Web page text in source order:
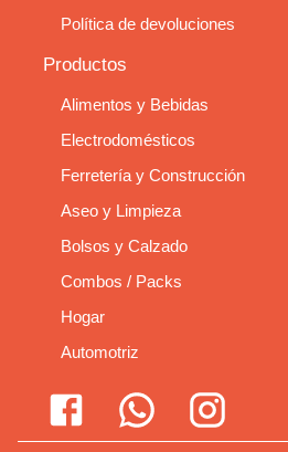
Política de devoluciones
Productos
Alimentos y Bebidas
Electrodomésticos
Ferretería y Construcción
Aseo y Limpieza
Bolsos y Calzado
Combos / Packs
Hogar
Automotriz